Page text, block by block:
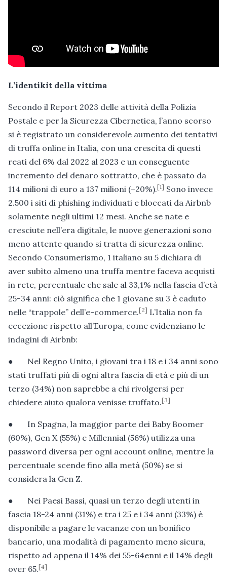
L’identikit della vittima
Secondo il Report 2023 delle attività della Polizia
Postale e per la Sicurezza Cibernetica, l’anno scorso
si è registrato un considerevole aumento dei tentativi
di truffa online in Italia, con una crescita di questi
reati del 6% dal 2022 al 2023 e un conseguente
incremento del denaro sottratto, che è passato da
114 milioni di euro a 137 milioni (+20%).[1] Sono invece
2.500 i siti di phishing individuati e bloccati da Airbnb
solamente negli ultimi 12 mesi. Anche se nate e
cresciute nell’era digitale, le nuove generazioni sono
meno attente quando si tratta di sicurezza online.
Secondo Consumerismo, 1 italiano su 5 dichiara di
aver subìto almeno una truffa mentre faceva acquisti
in rete, percentuale che sale al 33,1% nella fascia d’età
25-34 anni: ciò significa che 1 giovane su 3 è caduto
nelle “trappole” dell’e-commerce.[2] L’Italia non fa
eccezione rispetto all’Europa, come evidenziano le
indagini di Airbnb:
● Nel Regno Unito, i giovani tra i 18 e i 34 anni sono
stati truffati più di ogni altra fascia di età e più di un
terzo (34%) non saprebbe a chi rivolgersi per
chiedere aiuto qualora venisse truffato.[3]
● In Spagna, la maggior parte dei Baby Boomer
(60%), Gen X (55%) e Millennial (56%) utilizza una
password diversa per ogni account online, mentre la
percentuale scende fino alla metà (50%) se si
considera la Gen Z.
● Nei Paesi Bassi, quasi un terzo degli utenti in
fascia 18-24 anni (31%) e tra i 25 e i 34 anni (33%) è
disponibile a pagare le vacanze con un bonifico
bancario, una modalità di pagamento meno sicura,
rispetto ad appena il 14% dei 55-64enni e il 14% degli
over 65.[4]